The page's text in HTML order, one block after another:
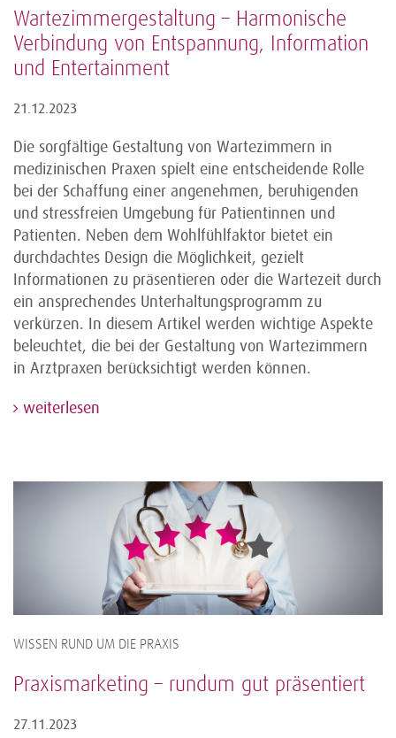
Wartezimmergestaltung – Harmonische
Verbindung von Entspannung, Information
und Entertainment
21.12.2023
Die sorgfältige Gestaltung von Wartezimmern in
medizinischen Praxen spielt eine entscheidende Rolle
bei der Schaffung einer angenehmen, beruhigenden
und stressfreien Umgebung für Patientinnen und
Patienten. Neben dem Wohlfühlfaktor bietet ein
durchdachtes Design die Möglichkeit, gezielt
Informationen zu präsentieren oder die Wartezeit durch
ein ansprechendes Unterhaltungsprogramm zu
verkürzen. In diesem Artikel werden wichtige Aspekte
beleuchtet, die bei der Gestaltung von Wartezimmern
in Arztpraxen berücksichtigt werden können.
weiterlesen
WISSEN RUND UM DIE PRAXIS
Praxismarketing – rundum gut präsentiert
27.11.2023